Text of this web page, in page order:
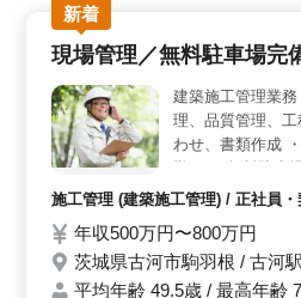
遣社員など多様な雇用形態が選
備で安心して働けます。 ＜業
一次下請けとして、ホテルや店
新着
現場管理／無料駐車場完
建築施工管理業
理、品質管理、
わせ、書類作成
までの経験を存分
施工管理 (建築施工管理) / 正社員
年収500万円〜800万円
茨城県古河市駒羽根 / 古河駅
平均年齢 49.5歳 / 最高年齢